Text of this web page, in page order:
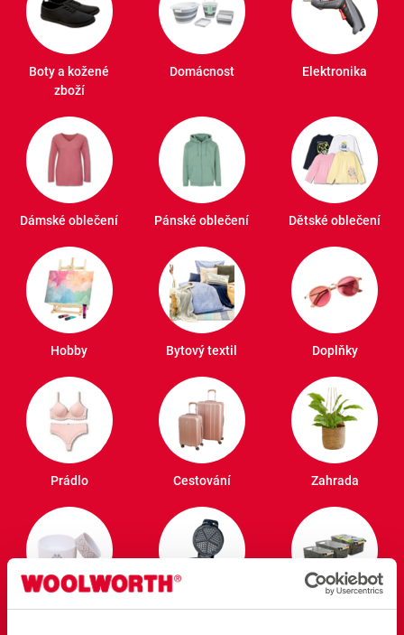
Boty a kožené
zboží
Domácnost Elektronika
Dámské oblečení Pánské oblečení Dětské oblečení
Hobby Bytový textil Doplňky
Prádlo Cestování Zahrada
Domácí mazlíčci Elektronika Pořádek a zásoby